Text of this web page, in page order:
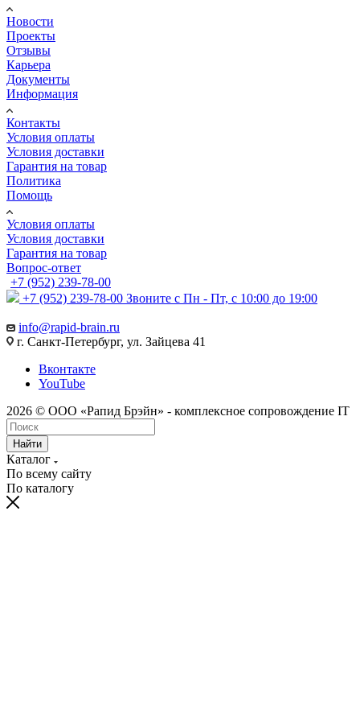
Новости
Проекты
Отзывы
Карьера
Документы
Информация
Контакты
Условия оплаты
Условия доставки
Гарантия на товар
Политика
Помощь
Условия оплаты
Условия доставки
Гарантия на товар
Вопрос-ответ
+7 (952) 239-78-00
+7 (952) 239-78-00 Звоните с Пн - Пт, с 10:00 до 19:00
info@rapid-brain.ru
г. Санкт-Петербург, ул. Зайцева 41
Вконтакте
YouTube
2026 © ООО «Рапид Брэйн» - комплексное сопровождение IT
Найти
Каталог
По всему сайту
По каталогу